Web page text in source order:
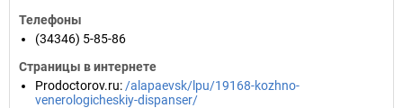
Телефоны
(34346) 5-85-86
Страницы в интернете
Prodoctorov.ru: /alapaevsk/lpu/19168-kozhno-
venerologicheskiy-dispanser/